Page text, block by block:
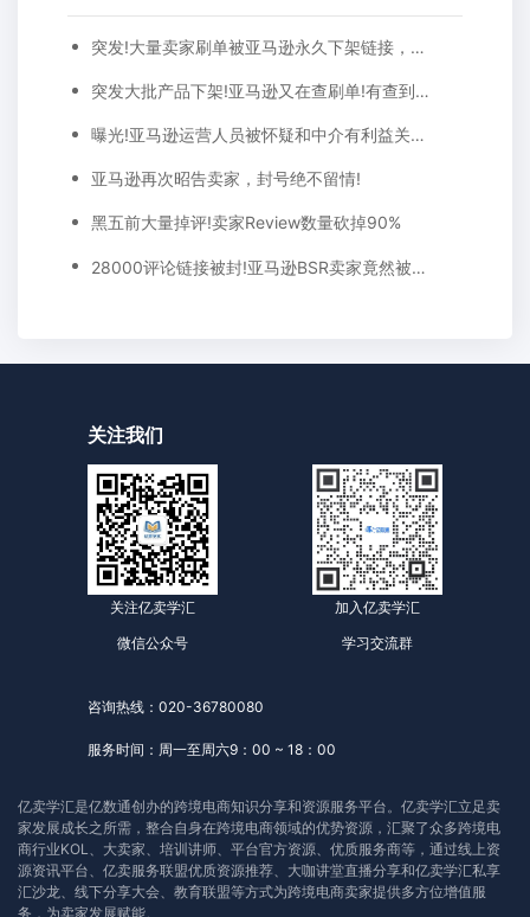
突发!大量卖家刷单被亚马逊永久下架链接，申诉也于事无补!
突发大批产品下架!亚马逊又在查刷单!有查到你身上来吗?
曝光!亚马逊运营人员被怀疑和中介有利益关系巨量刷单
亚马逊再次昭告卖家，封号绝不留情!
黑五前大量掉评!卖家Review数量砍掉90%
28000评论链接被封!亚马逊BSR卖家竟然被这种黑科技攻击
关注我们
关注亿卖学汇
微信公众号
加入亿卖学汇
学习交流群
咨询热线：020-36780080
服务时间：周一至周六9：00 ~ 18：00
亿卖学汇是亿数通创办的跨境电商知识分享和资源服务平台。亿卖学汇立足卖
家发展成长之所需，整合自身在跨境电商领域的优势资源，汇聚了众多跨境电
商行业KOL、大卖家、培训讲师、平台官方资源、优质服务商等，通过线上资
源资讯平台、亿卖服务联盟优质资源推荐、大咖讲堂直播分享和亿卖学汇私享
汇沙龙、线下分享大会、教育联盟等方式为跨境电商卖家提供多方位增值服
务，为卖家发展赋能。